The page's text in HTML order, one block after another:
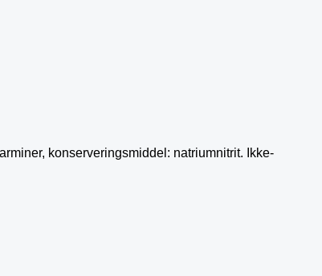
konserveringsmiddel: natriumnitrit. Ikke-